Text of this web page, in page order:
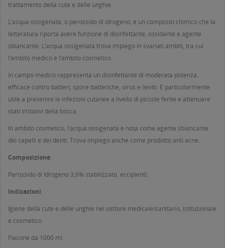
trattamento della cute e delle unghie.
L’acqua ossigenata, o perossido di idrogeno, è un composto chimico che la
letteratura riporta avere funzione di disinfettante, ossidante e agente
sbiancante. L’acqua ossigenata trova impiego in svariati ambiti, tra cui
l’ambito medico e l’ambito cosmetico.
In campo medico rappresenta un disinfettante di moderata potenza,
efficace contro batteri, spore batteriche, virus e lieviti. È particolarmente
utile a prevenire le infezioni cutanee a livello di piccole ferite e attenuare
stati irritativi della bocca.
In ambito cosmetico, l’acqua ossigenata è nota come agente sbiancante
dei capelli e dei denti. Trova impiego anche come prodotto anti acne.
Composizione:
Perossido di Idrogeno 3,6% stabilizzato, eccipienti.
Indicazioni:
Igiene della cute e delle unghie nel settore medicale/sanitario, istituzionale
e cosmetico.
Flacone da 1000 ml.